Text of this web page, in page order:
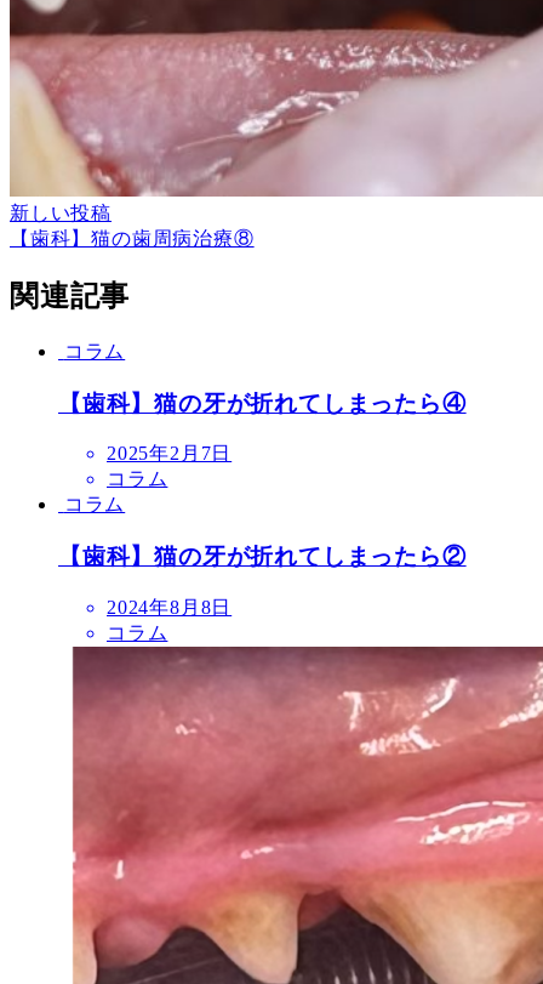
新しい投稿
【歯科】猫の歯周病治療⑧
関連記事
コラム
【歯科】猫の牙が折れてしまったら④
投
稿
日
2025年2月7日
コラム
コラム
【歯科】猫の牙が折れてしまったら②
投
稿
2024年8月8日
コラム